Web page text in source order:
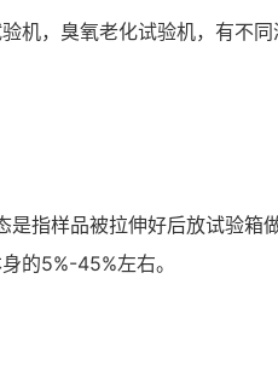
机，臭氧老化试验机，有不
是指样品被拉伸好后放试验箱
的5%-45%左右。